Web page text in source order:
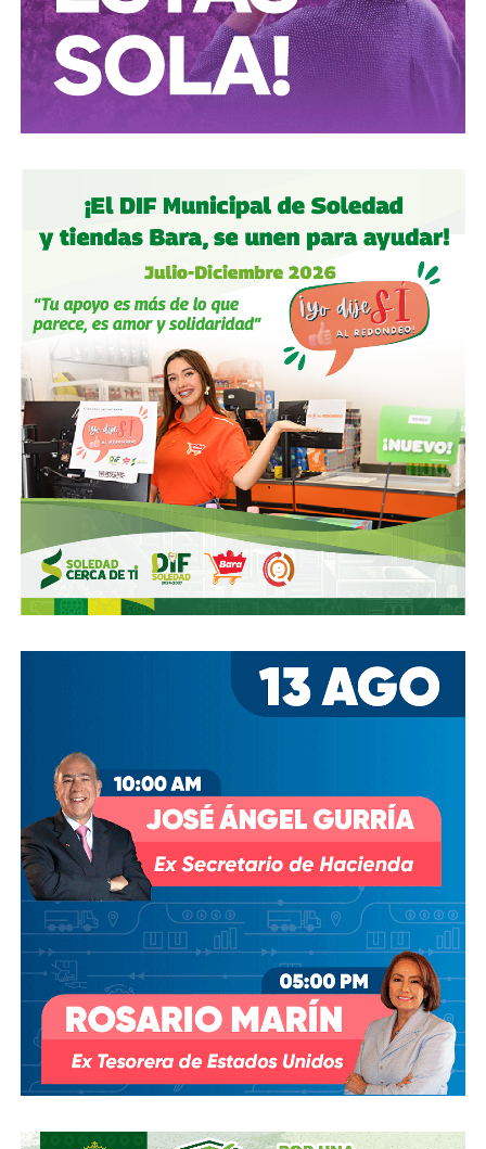
correctamente.
Autoridades:hagan su trabajo, pero háganlo bien, y no
descuiden lo que hicieron antes por centrarse solo en
obras nuevas.
personas se sientan más seguras entrando a un parque
bajo su cuidado, para evitar accidentes en una calle, de una
ciudad que también es parte del estado.
Gobierno municipal:no se apresuren por hacer cosas
solo de cara a la contienda electoral, échenle ganas y
háganlas bien, respeten los tiempos, informen
oportunamente a los usuarios de las vialidades.
Ya aprovechando, revisen las señales de tránsito de la
zona, que necesitan mantenimiento, y luego dense una
vuelta por la ciudad:
hay banquetas que son
estacionamientos, hay ciclovías intransitables, hay
peatones en riesgoporque los conductores no siguen el
reglamento.
En pocas palabras,bajemos todos la velocidad… en
Arrancó la carrera, todos la van perdiendo |